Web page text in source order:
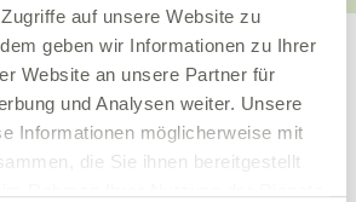
auf unsere Website zu
geben wir Informationen zu Ihrer
Website an unsere Partner für
und Analysen weiter. Unsere
Informationen möglicherweise mit
die Sie ihnen bereitgestellt
in Ihre
mit nur einem Klick in